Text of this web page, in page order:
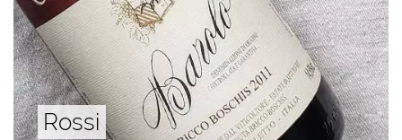
Rossi